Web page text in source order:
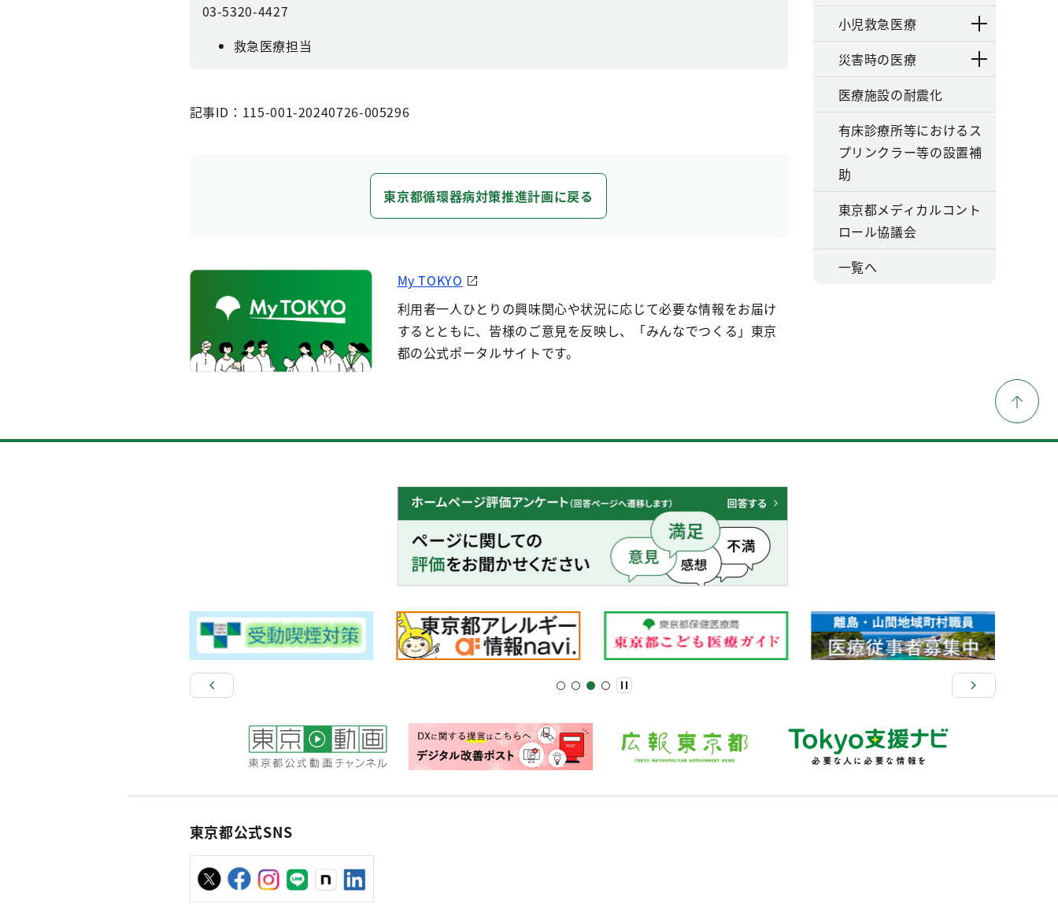
03-5320-4427
救急医療担当
記事ID：115-001-20240726-005296
東京都循環器病対策推進計画に戻る
My TOKYO
利用者一人ひとりの興味関心や状況に応じて必要な情報をお届け
するとともに、皆様のご意見を反映し、「みんなでつくる」東京
都の公式ポータルサイトです。
小児救急医療
災害時の医療
医療施設の耐震化
有床診療所等におけるス
プリンクラー等の設置補
助
東京都メディカルコント
ロール協議会
一覧へ
東京都公式SNS